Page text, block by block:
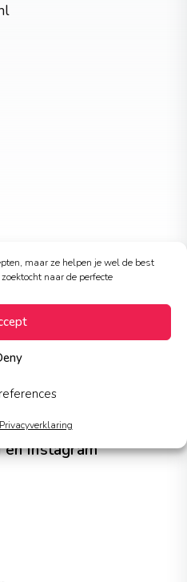
maar ze helpen je wel de best
naar de perfecte
onze nieuwsbrief
Submit
Instagram